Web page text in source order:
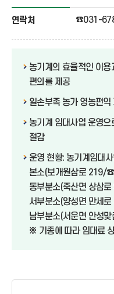
연락처 ☎031-
농기계의 효율적인 이
편의를 제공
일손부족 농가 영농편
농기계 임대사업 운영으
절감
운영 현황: 농기계임대
본소(보개원삼로
동부분소(죽산면 상
서부분소(양성면 만
남부분소(서운면 안
※ 기종에 따라 임대료